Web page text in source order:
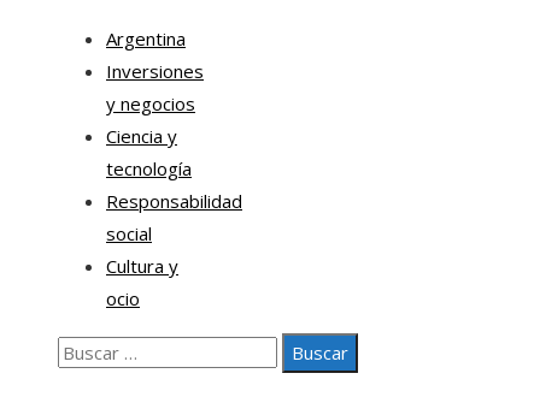
Argentina
Inversiones
y negocios
Ciencia y
tecnología
Responsabilidad
social
Cultura y
ocio
Buscar: